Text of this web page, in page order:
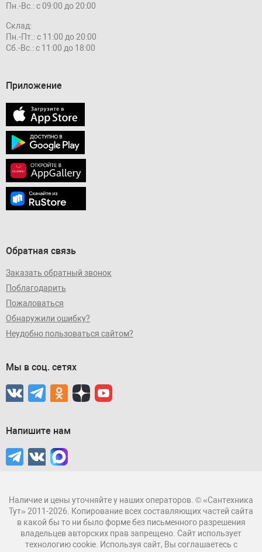
Пн.-Вс.: с 09:00 до 20:00
Склад:
Пн.-Пт.: с 11:00 до 20:00
Сб.-Вс.: с 11:00 до 18:00
Приложение
Обратная связь
Заказать обратный звонок
Поблагодарить
Пожаловаться
Обнаружили ошибку?
Неудобно пользоваться сайтом?
Мы в соц. сетях
Напишите нам
Наличие и цены уточняйте у наших операторов. © «Сантехника
Тут» 2011-2026. Копирование всех составляющих частей сайта
в какой бы то ни было форме без письменного разрешения
владельцев авторских прав запрещено. Сайт использует
технологию cookie. Используя сайт, Вы соглашаетесь с